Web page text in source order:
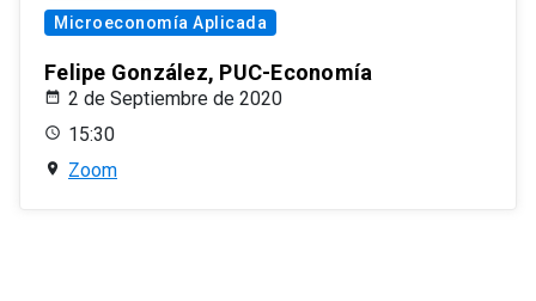
Microeconomía Aplicada
Felipe González, PUC-Economía
2 de Septiembre de 2020
15:30
Zoom